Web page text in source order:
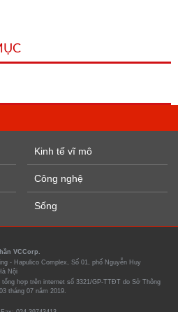
Kinh tế vĩ mô
Công nghệ
Sống
VCCorp.
- Hapulico Complex, Số 01, phố Nguyễn Huy
Nội
hợp trên internet số 3321/GP-TTĐT do Sở Thông
tháng 07 năm 2019.